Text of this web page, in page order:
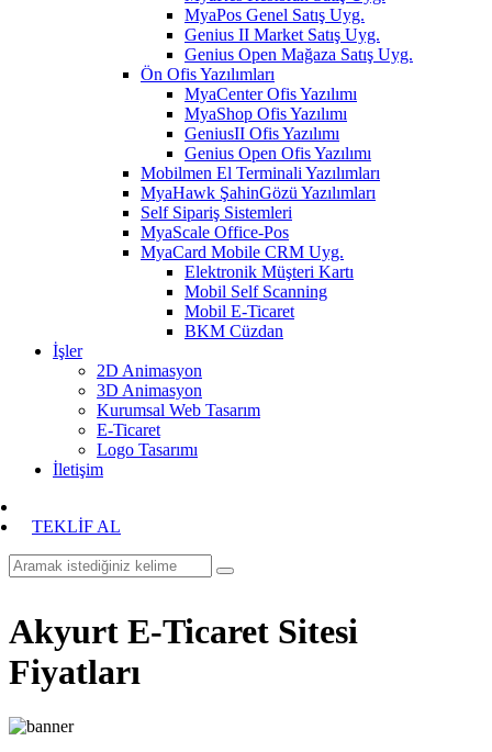
MyaPos Genel Satış Uyg.
Genius II Market Satış Uyg.
Genius Open Mağaza Satış Uyg.
Ön Ofis Yazılımları
MyaCenter Ofis Yazılımı
MyaShop Ofis Yazılımı
GeniusII Ofis Yazılımı
Genius Open Ofis Yazılımı
Mobilmen El Terminali Yazılımları
MyaHawk ŞahinGözü Yazılımları
Self Sipariş Sistemleri
MyaScale Office-Pos
MyaCard Mobile CRM Uyg.
Elektronik Müşteri Kartı
Mobil Self Scanning
Mobil E-Ticaret
BKM Cüzdan
İşler
2D Animasyon
3D Animasyon
Kurumsal Web Tasarım
E-Ticaret
Logo Tasarımı
İletişim
TEKLİF AL
Akyurt E-Ticaret Sitesi
Fiyatları